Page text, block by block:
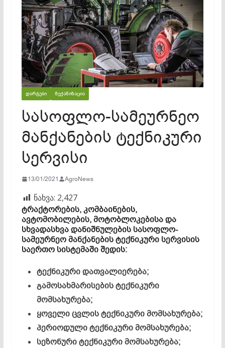
ᲓᲐᲠᲒᲔᲑᲘ ᲛᲔᲥᲐᲜᲘᲖᲐᲪᲘᲐ
სასოფლო-სამეურნეო
მანქანების ტექნიკური
სერვისი
13/01/2021 AgroNews
ნახვა: 2,427
ტრაქტორების,კომბაინების,
ავტომობილების,მოტობლოკებისადა
სხვადასხვადანიშნულების სასოფლო-
სამეურნეომანქანებისტექნიკური სერვისის
საერთო სისტემაშიშედის:
ტექნიკური დათვალიერება;
გამოსახმარისების ტექნიკური
მომსახურება;
ყოველი ცვლის ტექნიკური მომსახურება;
პერიოდული ტექნიკური მომსახურება;
სეზონური ტექნიკური მომსახურება;